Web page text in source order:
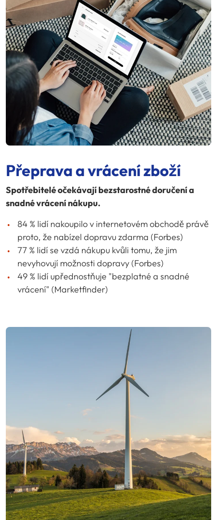
Přeprava a vrácení zboží
Spotřebitelé očekávají bezstarostné doručení a
snadné vrácení nákupu.
84 % lidí nakoupilo v internetovém obchodě právě
proto, že nabízel dopravu zdarma (Forbes)
77 % lidí se vzdá nákupu kvůli tomu, že jim
nevyhovují možnosti dopravy (Forbes)
49 % lidí upřednostňuje "bezplatné a snadné
vrácení" (Marketfinder)